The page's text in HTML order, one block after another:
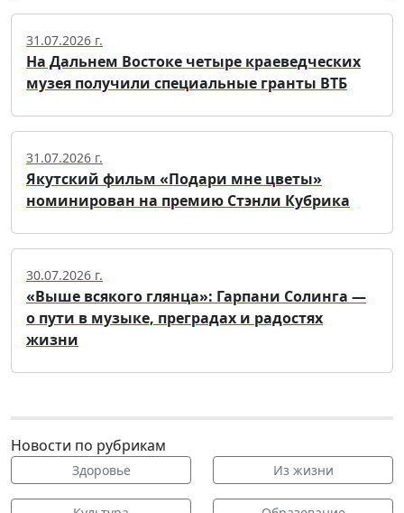
31.07.2026 г.
На Дальнем Востоке четыре краеведческих
музея получили специальные гранты ВТБ
31.07.2026 г.
Якутский фильм «Подари мне цветы»
номинирован на премию Стэнли Кубрика
30.07.2026 г.
«Выше всякого глянца»: Гарпани Солинга —
о пути в музыке, преградах и радостях
жизни
Новости по рубрикам
Здоровье Из жизни